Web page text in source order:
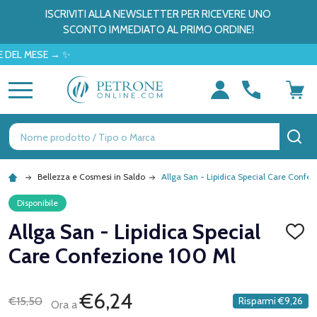
ISCRIVITI ALLA NEWSLETTER PER RICEVERE UNO
SCONTO IMMEDIATO AL PRIMO ORDINE!
→ ✨
Ricerca
Bellezza e Cosmesi in Saldo Allga San - Lipidica Special Care
Disponibile
Allga San - Lipidica Special
Care Confezione 100 Ml
€15,50
Ora a€6,24 Risparmi €9,26